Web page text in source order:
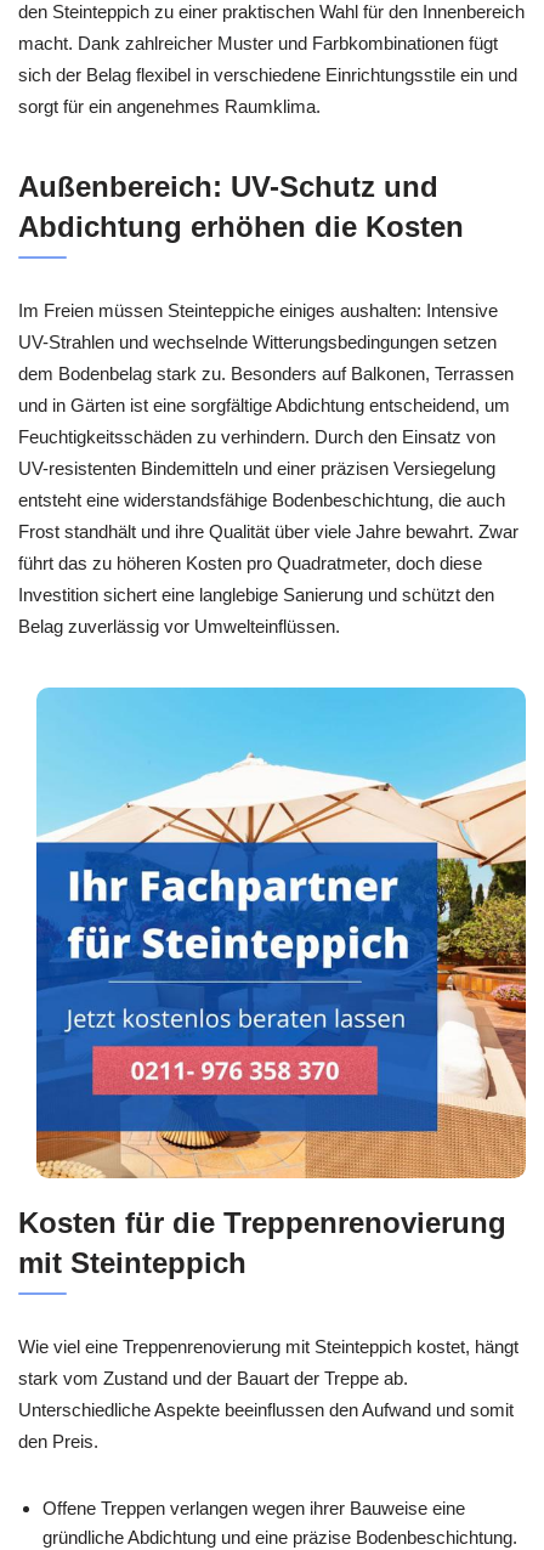
den Steinteppich zu einer praktischen Wahl für den Innenbereich
macht. Dank zahlreicher Muster und Farbkombinationen fügt
sich der Belag flexibel in verschiedene Einrichtungsstile ein und
sorgt für ein angenehmes Raumklima.
Außenbereich: UV-Schutz und
Abdichtung erhöhen die Kosten
Im Freien müssen Steinteppiche einiges aushalten: Intensive
UV-Strahlen und wechselnde Witterungsbedingungen setzen
dem Bodenbelag stark zu. Besonders auf Balkonen, Terrassen
und in Gärten ist eine sorgfältige Abdichtung entscheidend, um
Feuchtigkeitsschäden zu verhindern. Durch den Einsatz von
UV-resistenten Bindemitteln und einer präzisen Versiegelung
entsteht eine widerstandsfähige Bodenbeschichtung, die auch
Frost standhält und ihre Qualität über viele Jahre bewahrt. Zwar
führt das zu höheren Kosten pro Quadratmeter, doch diese
Investition sichert eine langlebige Sanierung und schützt den
Belag zuverlässig vor Umwelteinflüssen.
Kosten für die Treppenrenovierung
mit Steinteppich
Wie viel eine Treppenrenovierung mit Steinteppich kostet, hängt
stark vom Zustand und der Bauart der Treppe ab.
Unterschiedliche Aspekte beeinflussen den Aufwand und somit
den Preis.
Offene Treppen verlangen wegen ihrer Bauweise eine
gründliche Abdichtung und eine präzise Bodenbeschichtung.